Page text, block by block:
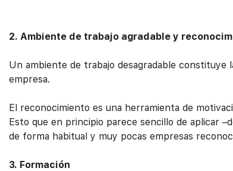
2. Ambiente de trabajo agradable y
Un ambiente de trabajo desagradable
empresa.
El reconocimiento es una herramienta de
Esto que en principio parece sencillo de aplicar
de forma habitual y muy pocas empresas
3. Formación